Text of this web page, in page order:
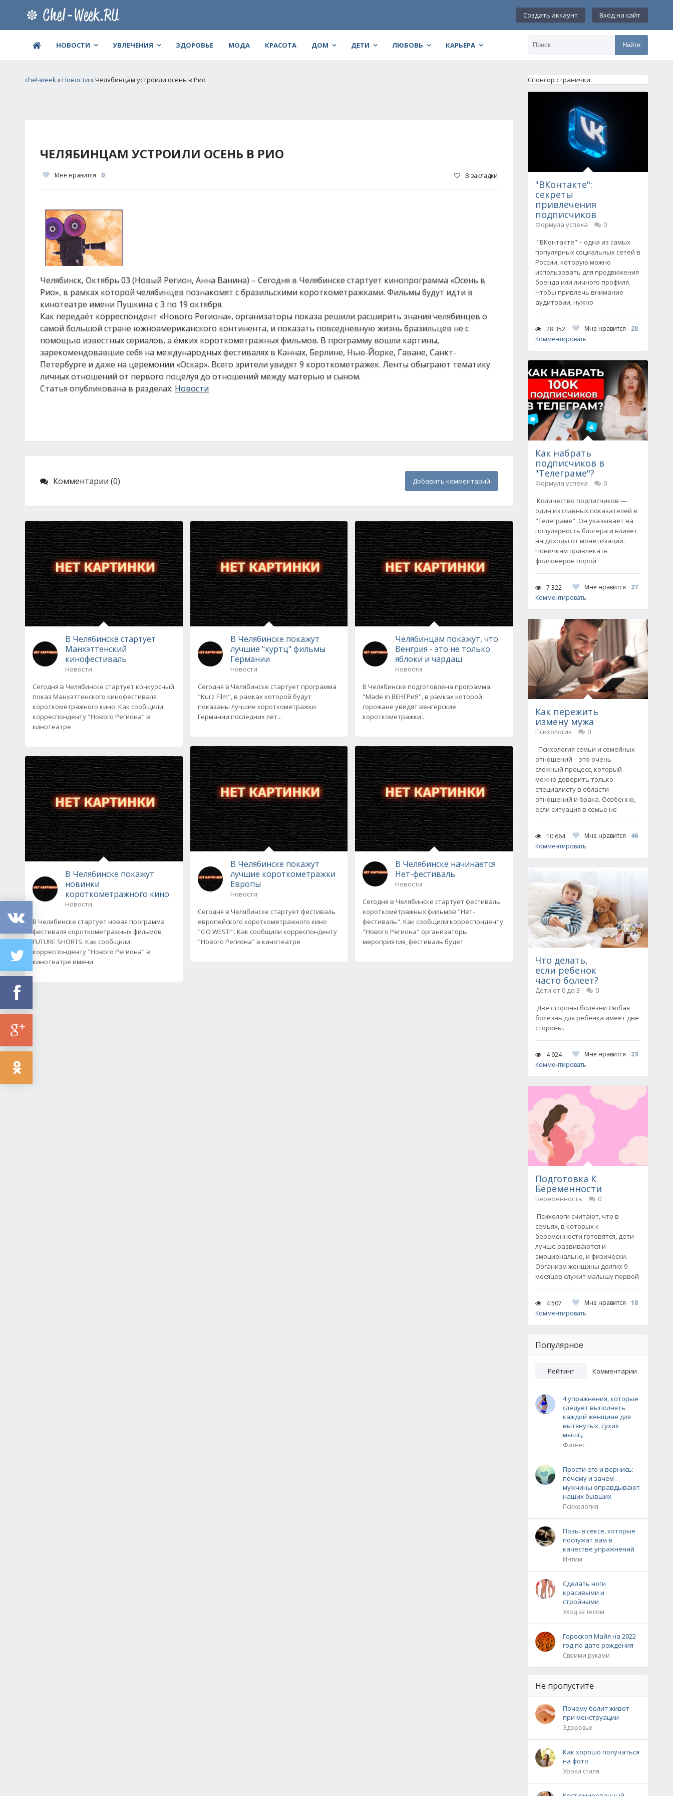
Создать аккаунт Вход на сайт
НОВОСТИ УВЛЕЧЕНИЯ ЗДОРОВЬЕ МОДА КРАСОТА ДОМ ДЕТИ ЛЮБОВЬ КАРЬЕРА Найти
chel-week»Новости » Челябинцам устроили осень в Рио
ЧЕЛЯБИНЦАМ УСТРОИЛИ ОСЕНЬ В РИО
Мне нравится 0 В закладки
Челябинск, Октябрь 03 (Новый Регион, Анна Ванина) – Сегодня в Челябинске стартует кинопрограмма «Осень в
Рио», в рамках которой челябинцев познакомят с бразильскими короткометражками. Фильмы будут идти в
кинотеатре имени Пушкина с 3 по 19 октября.
Как передаёт корреспондент «Нового Региона», организаторы показа решили расширить знания челябинцев о
самой большой стране южноамериканского континента, и показать повседневную жизнь бразильцев не с
помощью известных сериалов, а ёмких короткометражных фильмов. В программу вошли картины,
зарекомендовавшие себя на международных фестивалях в Каннах, Берлине, Нью-Йорке, Гаване, Санкт-
Петербурге и даже на церемонии «Оскар». Всего зрители увидят 9 короткометражек. Ленты обыграют тематику
личных отношений от первого поцелуя до отношений между матерью и сыном.
Статья опубликована в разделах: Новости
Комментарии (0) Добавить комментарий
В Челябинске стартует
Манхэттенский
кинофестиваль
Новости
Сегодня в Челябинске стартует конкурсный
показ Манхэттенского кинофестиваля
короткометражного кино. Как сообщили
корреспонденту "Нового Региона" в
кинотеатре
В Челябинске покажут
новинки
короткометражного кино
Новости
В Челябинске стартует новая программа
фестиваля короткометражных фильмов
FUTURE SHORTS. Как сообщили
корреспонденту "Нового Региона" в
кинотеатре имени
В Челябинске покажут
лучшие "куртц" фильмы
Германии
Новости
Сегодня в Челябинске стартует программа
"Kurz Film", в рамках которой будут
показаны лучшие короткометражки
Германии последних лет...
В Челябинске покажут
лучшие короткометражки
Европы
Новости
Сегодня в Челябинске стартует фестиваль
европейского короткометражного кино
"GO WEST!". Как сообщили корреспонденту
"Нового Региона" в кинотеатре
Челябинцам покажут, что
Венгрия - это не только
яблоки и чардаш
Новости
В Челябинске подготовлена программа
"Мade in ВЕНГРиЯ", в рамках которой
горожане увидят венгерские
короткометражки...
В Челябинске начинается
Нет-фестиваль
Новости
Сегодня в Челябинске стартует фестиваль
короткометражных фильмов "Нет-
фестиваль". Как сообщили корреспонденту
"Нового Региона" организаторы
мероприятия, фестиваль будет
Спонсор странички:
"ВКонтакте":
секреты
привлечения
подписчиков
Формула успеха
0
"ВКонтакте" – одна из самых
популярных социальных сетей в
России, которую можно
использовать для продвижения
бренда или личного профиля.
Чтобы привлечь внимание
аудитории, нужно
28 352 Мне нравится
28
Комментировать
Как набрать
подписчиков в
"Телеграме"?
Формула успеха
0
Количество подписчиков —
один из главных показателей в
"Телеграме". Он указывает на
популярность блогера и влияет
на доходы от монетизации.
Новичкам привлекать
фолловеров порой
7 322 Мне нравится
27
Комментировать
Как пережить
измену мужа
Психология
0
Психология семьи и семейных
отношений – это очень
сложный процесс, который
можно доверить только
специалисту в области
отношений и брака. Особенно,
если ситуация в семье не
10 664 Мне нравится
46
Комментировать
Что делать,
если ребенок
часто болеет?
Дети от 0 до 3
0
Две стороны болезни Любая
болезнь для ребенка имеет две
стороны.
4 924 Мне нравится
23
Комментировать
Подготовка К
Беременности
Беременность
0
Психологи считают, что в
семьях, в которых к
беременности готовятся, дети
лучше развиваются и
эмоционально, и физически.
Организм женщины долгих 9
месяцев служит малышу первой
4 507 Мне нравится
18
Комментировать
Популярное
Рейтинг Комментарии
4 упражнения, которые
следует выполнять
каждой женщине для
вытянутых, сухих
мышц.
Фитнес
Прости его и вернись:
почему и зачем
мужчины оправдывают
наших бывших
Психология
Позы в сексе, которые
послужат вам в
качестве упражнений
Интим
Сделать ноги
красивыми и
стройными
Уход за телом
Гороскоп Майя на 2022
год по дате рождения
Своими руками
Не пропустите
Почему болит живот
при менструации
Здоровье
Как хорошо получаться
на фото
Уроки стиля